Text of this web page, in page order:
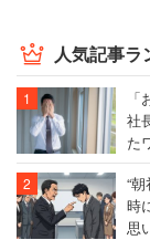
人気記事ラ
社
た
“
時
思